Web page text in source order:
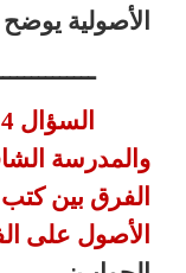
الأصولية
والمدرسة
الفرق بين
الأصول على